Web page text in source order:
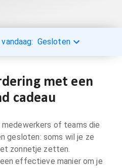
Gesloten
met een
cadeau
of teams die
gesloten: soms wil je ze
zonnetje zetten.
effectieve manier om je